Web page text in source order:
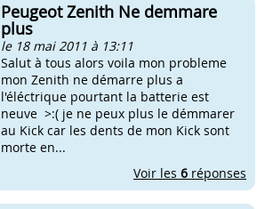
Peugeot Zenith Ne demmare
plus
le 18 mai 2011 à 13:11
Salut à tous alors voila mon probleme
mon Zenith ne démarre plus a
l'éléctrique pourtant la batterie est
neuve >:( je ne peux plus le démmarer
au Kick car les dents de mon Kick sont
morte en...
Voir les 6 réponses